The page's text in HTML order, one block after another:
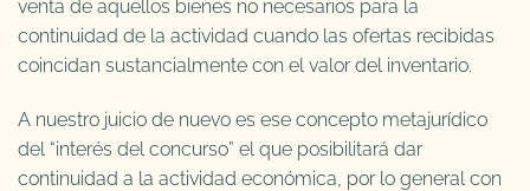
venta de aquellos bienes no necesarios para la
continuidad de la actividad cuando las ofertas recibidas
coincidan sustancialmente con el valor del inventario.
A nuestro juicio de nuevo es ese concepto metajurídico
del “interés del concurso” el que posibilitará dar
continuidad a la actividad económica, por lo general con